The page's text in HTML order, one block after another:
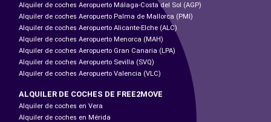
Alquiler de coches Aeropuerto Málaga-Costa del Sol (AGP)
Alquiler de coches Aeropuerto Palma de Mallorca (PMI)
Alquiler de coches Aeropuerto Alicante-Elche (ALC)
Alquiler de coches Aeropuerto Menorca (MAH)
Alquiler de coches Aeropuerto Gran Canaria (LPA)
Alquiler de coches Aeropuerto Sevilla (SVQ)
Alquiler de coches Aeropuerto Valencia (VLC)
ALQUILER DE COCHES DE FREE2MOVE
Alquiler de coches en Vera
Alquiler de coches en Mérida